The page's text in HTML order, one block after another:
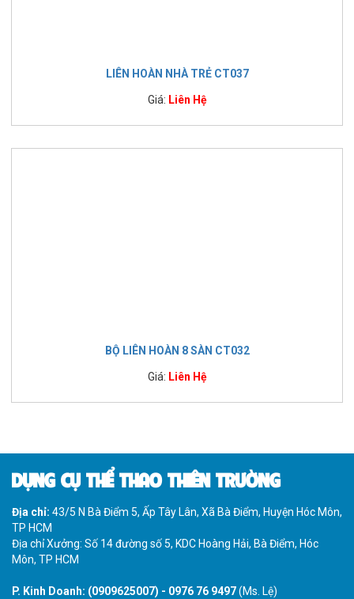
LIÊN HOÀN NHÀ TRẺ CT037
Giá: Liên Hệ
BỘ LIÊN HOÀN 8 SÀN CT032
Giá: Liên Hệ
DỤNG CỤ THỂ THAO THIÊN TRƯỜNG
Địa chỉ: 43/5 N Bà Điểm 5, Ấp Tây Lân, Xã Bà Điểm, Huyện Hóc Môn,
TP HCM
Địa chỉ Xưởng: Số 14 đường số 5, KDC Hoàng Hải, Bà Điểm, Hóc
Môn, TP HCM
P. Kinh Doanh: (0909625007) - 0976 76 9497(Ms. Lệ)